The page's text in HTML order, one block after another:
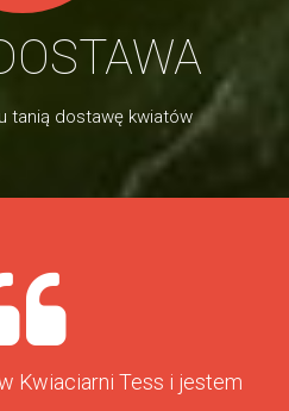
tanią dostawę kwiatów
Kwiaciarni Tess i jestem